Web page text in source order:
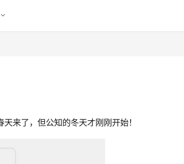
来了，但公知的冬天才刚刚开始！